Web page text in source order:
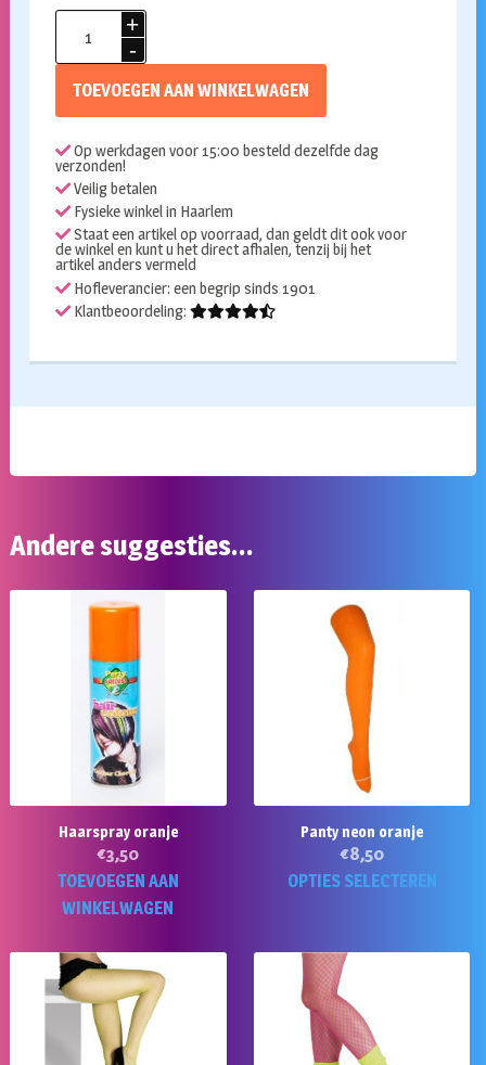
neon
TOEVOEGEN AAN WINKELWAGEN
Op werkdagen voor 15:00 besteld dezelfde dag
verzonden!
Veilig betalen
Fysieke winkel in Haarlem
Staat een artikel op voorraad, dan geldt dit ook voor
de winkel en kunt u het direct afhalen, tenzij bij het
artikel anders vermeld
Hofleverancier: een begrip sinds 1901
Klantbeoordeling:
Andere suggesties…
Haarspray oranje
€3,50
TOEVOEGEN AAN
WINKELWAGEN
Panty neon oranje
€8,50
OPTIES SELECTEREN